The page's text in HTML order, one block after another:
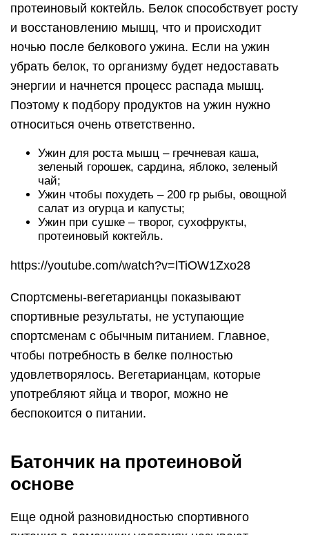
Батончик на протеиновой
основе
Еще одной разновидностью спортивного
питания в домашних условиях называют
сладкий батончик, в котором содержится
продукта сочетались удобство и питательность.
Употребить батончик можно в наиболее
подходящем для вас времени и месте.
Готовится это спортивное питание в домашних
условиях, применяя продукты натурального
приготовления батончика состоит из очищенных
семян подсолнуха, черного шоколада,
нежирного творога. Так же добавляют в состав
средства домашнее молоко, хлопья кукурузы и
овсянки, грецкие орехи, изюм. Использование
ореховой пасты в составе батончика дополнит
эффект протеинового продукта.
для мужчин
того, как выглядит спортивнаядиета для